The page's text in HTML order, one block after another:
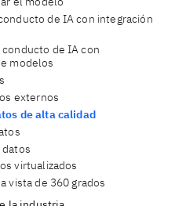
de IA con integración
de IA con
modelos
externos
de alta calidad
virtualizados
vista de 360 grados